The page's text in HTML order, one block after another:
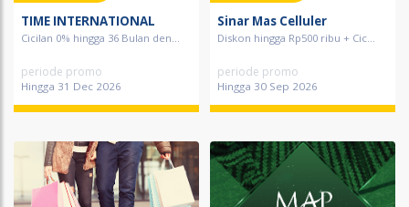
TIME INTERNATIONAL
Cicilan 0% hingga 36 Bulan den...
periode promo
Hingga 31 Dec 2026
Sinar Mas Celluler
Diskon hingga Rp500 ribu + Cic...
periode promo
Hingga 30 Sep 2026